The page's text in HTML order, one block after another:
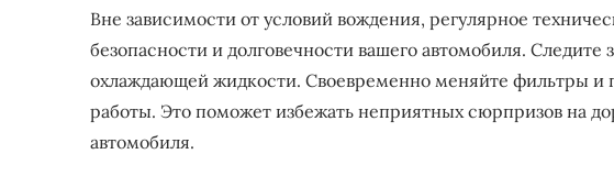
Вне зависимости от условий вождения, регулярное
безопасности и долговечности вашего автомобиля. Следите
охлаждающей жидкости. Своевременно меняйте фильтры и
работы. Это поможет избежать неприятных сюрпризов на
автомобиля.